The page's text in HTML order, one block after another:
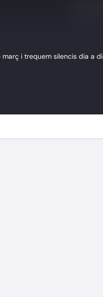
i trequem silencis dia a